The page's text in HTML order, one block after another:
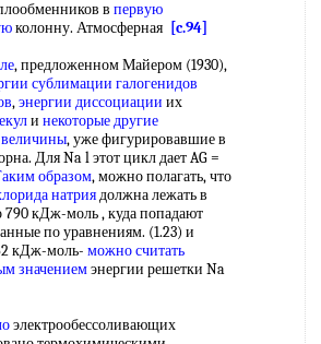
в первую
колонну. Атмосферная [c.94]
, предложенном Майером (1930),
сублимации галогенидов
,энергии диссоциации их
и некоторые другие
, уже фигурировавшие в
Для Na l этот цикл дает AG =
образом, можно полагать, что
натриядолжна лежать в
790 кДж-моль , куда попадают
по уравнениям. (1.23) и
кДж-моль- можно считать
значениемэнергии решетки Na
электрообессоливающих